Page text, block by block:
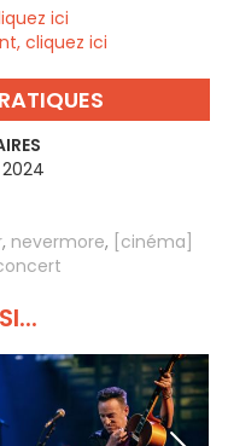
ici
cliquez ici
, nevermore, [cinéma]